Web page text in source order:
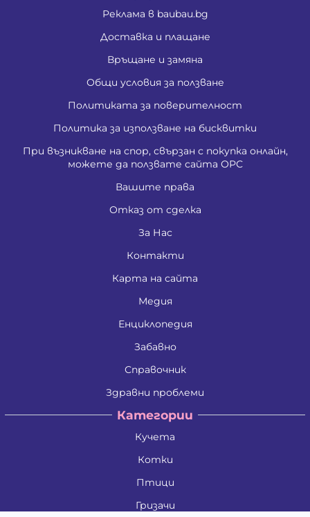
Реклама в baubau.bg
Доставка и плащане
Връщане и замяна
Общи условия за ползване
Политиката за поверителност
Политика за използване на бисквитки
При възникване на спор, свързан с покупка онлайн,
можете да ползвате сайта ОРС
Вашите права
Отказ от сделка
За Нас
Контакти
Карта на сайта
Медия
Енциклопедия
Забавно
Справочник
Здравни проблеми
Категории
Кучета
Котки
Птици
Гризачи